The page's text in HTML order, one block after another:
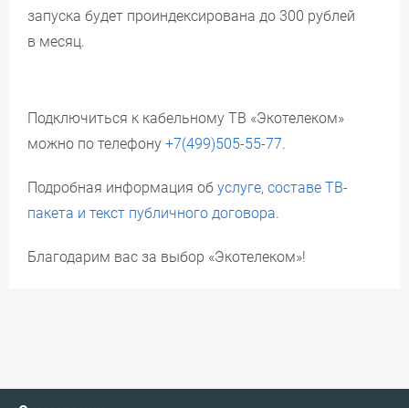
запуска будет проиндексирована до 300 рублей
в месяц.
Подключиться к кабельному ТВ «Экотелеком»
можно по телефону +7(499)505-55-77.
Подробная информация об услуге, составе ТВ-
пакета и текст публичного договора.
Благодарим вас за выбор «Экотелеком»!